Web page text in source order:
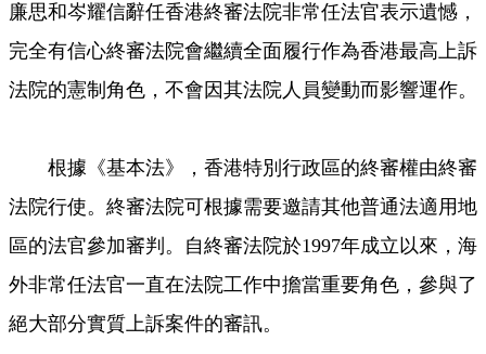
廉思和岑耀信辭任香港終審法院非常任法官表示遺憾，
完全有信心終審法院會繼續全面履行作為香港最高上訴
法院的憲制角色，不會因其法院人員變動而影響運作。
根據《基本法》，香港特別行政區的終審權由終審
法院行使。終審法院可根據需要邀請其他普通法適用地
區的法官參加審判。自終審法院於1997年成立以來，海
外非常任法官一直在法院工作中擔當重要角色，參與了
絕大部分實質上訴案件的審訊。